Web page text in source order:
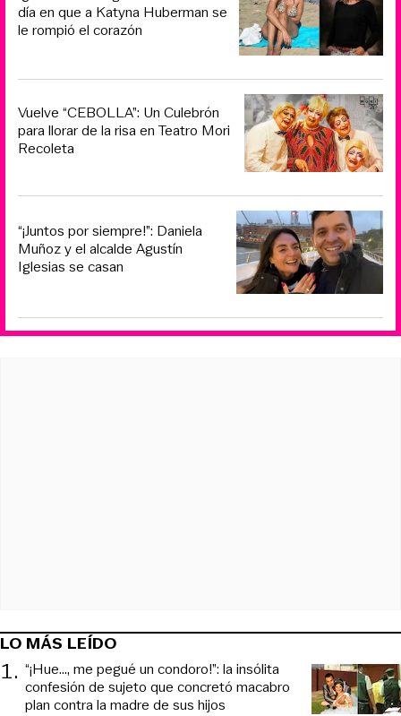
día en que a Katyna Huberman se
le rompió el corazón
Vuelve “CEBOLLA”: Un Culebrón
para llorar de la risa en Teatro Mori
Recoleta
“¡Juntos por siempre!”: Daniela
Muñoz y el alcalde Agustín
Iglesias se casan
LO MÁS LEÍDO
1. “¡Hue..., me pegué un condoro!”: la insólita
confesión de sujeto que concretó macabro
plan contra la madre de sus hijos